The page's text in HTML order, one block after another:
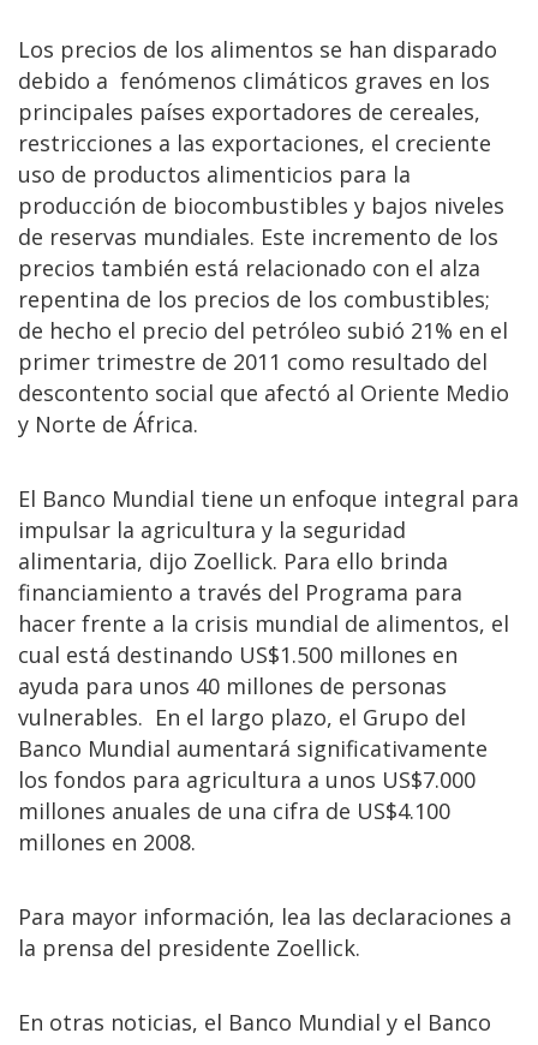
Los precios de los alimentos se han disparado
debido a fenómenos climáticos graves en los
principales países exportadores de cereales,
restricciones a las exportaciones, el creciente
uso de productos alimenticios para la
producción de biocombustibles y bajos niveles
de reservas mundiales. Este incremento de los
precios también está relacionado con el alza
repentina de los precios de los combustibles;
de hecho el precio del petróleo subió 21% en el
primer trimestre de 2011 como resultado del
descontento social que afectó al Oriente Medio
y Norte de África.
El Banco Mundial tiene un enfoque integral para
impulsar la agricultura y la seguridad
alimentaria, dijo Zoellick. Para ello brinda
financiamiento a través del Programa para
hacer frente a la crisis mundial de alimentos, el
cual está destinando US$1.500 millones en
ayuda para unos 40 millones de personas
vulnerables. En el largo plazo, el Grupo del
Banco Mundial aumentará significativamente
los fondos para agricultura a unos US$7.000
millones anuales de una cifra de US$4.100
millones en 2008.
Para mayor información, lea las declaraciones a
la prensa del presidente Zoellick.
En otras noticias, el Banco Mundial y el Banco